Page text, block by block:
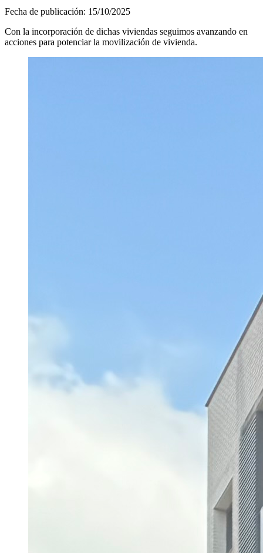
Fecha de publicación: 15/10/2025
Con la incorporación de dichas viviendas seguimos avanzando en
acciones para potenciar la movilización de vivienda.